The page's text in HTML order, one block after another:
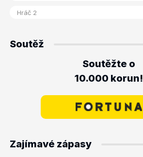
Soutěž
Soutěžte o
10.000 korun!
Zajímavé zápasy